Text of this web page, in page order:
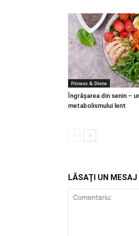
Fitness & Diete
Îngrășarea din senin –
metabolismului lent
LĂSAȚI UN MESAJ